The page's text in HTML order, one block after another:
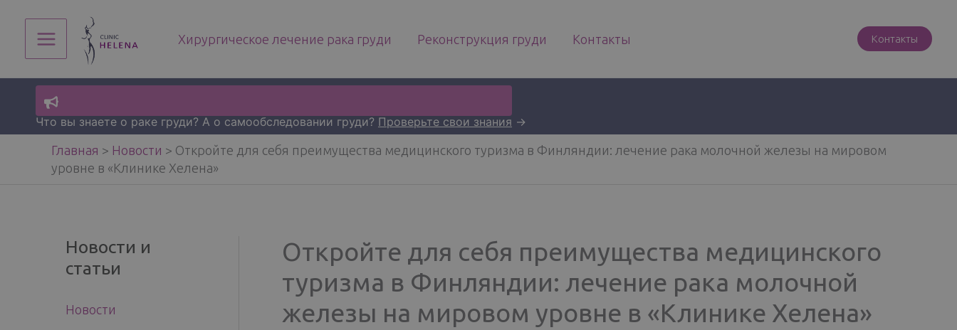
содержимому
Main
Menu
Хирургическое лечение рака груди Реконструкция груди Контакты Контакты
Что вы знаете о раке груди? А о самообследовании груди? Проверьте свои знания →
Главная > Новости > Откройте для себя преимущества медицинского туризма в Финляндии: лечение рака молочной железы на мировом
уровне в «Клинике Хелена»
Новости и
статьи
Новости
Откройте для себя преимущества медицинского
туризма в Финляндии: лечение рака молочной
железы на мировом уровне в «Клинике Хелена»